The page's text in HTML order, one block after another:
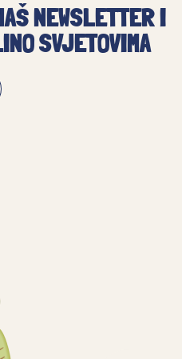
NEWSLETTER I
SVJETOVIMA